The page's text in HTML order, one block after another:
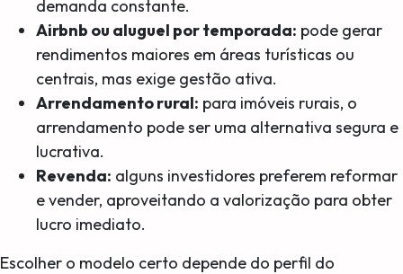
demanda constante.
Airbnb ou aluguel por temporada: pode gerar
rendimentos maiores em áreas turísticas ou
centrais, mas exige gestão ativa.
Arrendamento rural: para imóveis rurais, o
arrendamento pode ser uma alternativa segura e
lucrativa.
Revenda: alguns investidores preferem reformar
e vender, aproveitando a valorização para obter
lucro imediato.
Escolher o modelo certo depende do perfil do